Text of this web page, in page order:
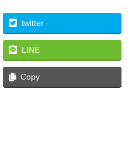
twitter
LINE
Copy